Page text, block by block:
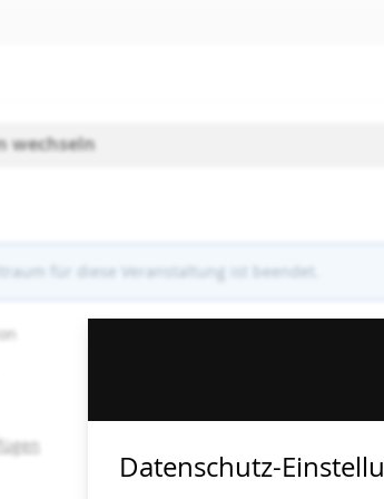
wechseln
für diese Veranstaltung ist beendet.
Datenschutz-